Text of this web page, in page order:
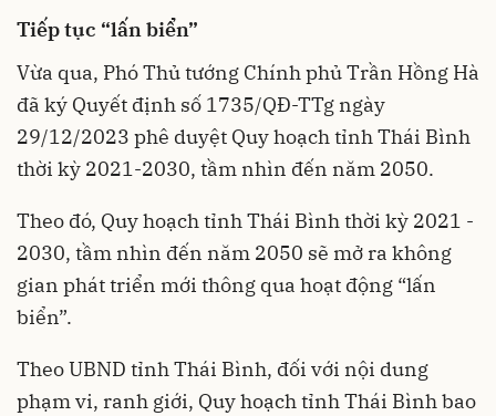
Tiếp tục “lấn biển”
Vừa qua, Phó Thủ tướng Chính phủ Trần Hồng Hà
đã ký Quyết định số 1735/QĐ-TTg ngày
29/12/2023 phê duyệt Quy hoạch tỉnh Thái Bình
thời kỳ 2021-2030, tầm nhìn đến năm 2050.
Theo đó, Quy hoạch tỉnh Thái Bình thời kỳ 2021 -
2030, tầm nhìn đến năm 2050 sẽ mở ra không
gian phát triển mới thông qua hoạt động “lấn
biển”.
Theo UBND tỉnh Thái Bình, đối với nội dung
phạm vi, ranh giới, Quy hoạch tỉnh Thái Bình bao